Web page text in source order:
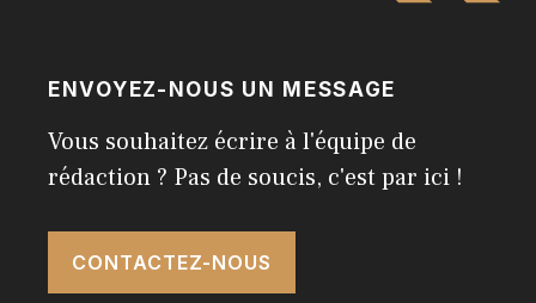
ENVOYEZ-NOUS UN MESSAGE
Vous souhaitez écrire à l'équipe de
rédaction ? Pas de soucis, c'est par ici !
CONTACTEZ-NOUS